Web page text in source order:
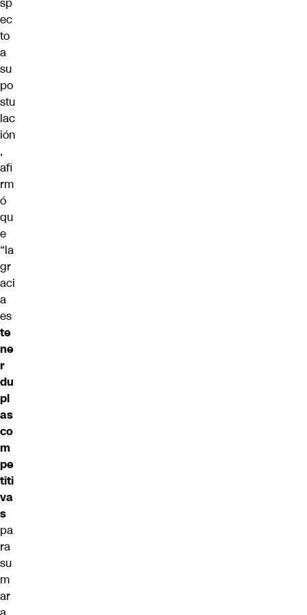
ec
to
a
su
po
stu
lac
ión
,
afi
rm
ó
qu
e
“la
gr
aci
a
es
te
ne
r
du
pl
as
co
m
pe
titi
va
s
pa
ra
su
m
ar